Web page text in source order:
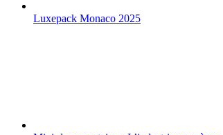
Luxepack Monaco 2025